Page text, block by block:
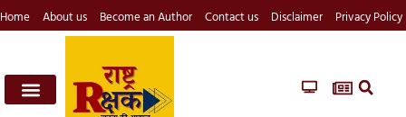
Home About us Become an Author Contact us Disclaimer Privacy Policy